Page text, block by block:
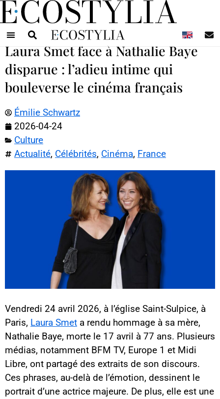
Laura Smet face à Nathalie Baye
disparue : l’adieu intime qui
bouleverse le cinéma français
Émilie Schwartz
2026-04-24
Culture
Actualité, Célébrités, Cinéma, France
Vendredi 24 avril 2026, à l’église Saint-Sulpice, à
Paris, Laura Smet a rendu hommage à sa mère,
Nathalie Baye, morte le 17 avril à 77 ans. Plusieurs
médias, notamment BFM TV, Europe 1 et Midi
Libre, ont partagé des extraits de son discours.
Ces phrases, au-delà de l’émotion, dessinent le
portrait d’une actrice majeure. De plus, elle est une